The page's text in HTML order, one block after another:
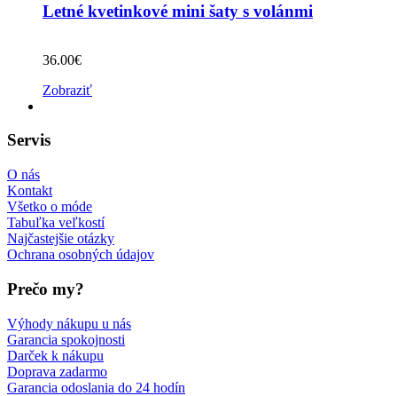
Letné kvetinkové mini šaty s volánmi
36.00€
Zobraziť
Servis
O nás
Kontakt
Všetko o móde
Tabuľka veľkostí
Najčastejšie otázky
Ochrana osobných údajov
Prečo my?
Výhody nákupu u nás
Garancia spokojnosti
Darček k nákupu
Doprava zadarmo
Garancia odoslania do 24 hodín